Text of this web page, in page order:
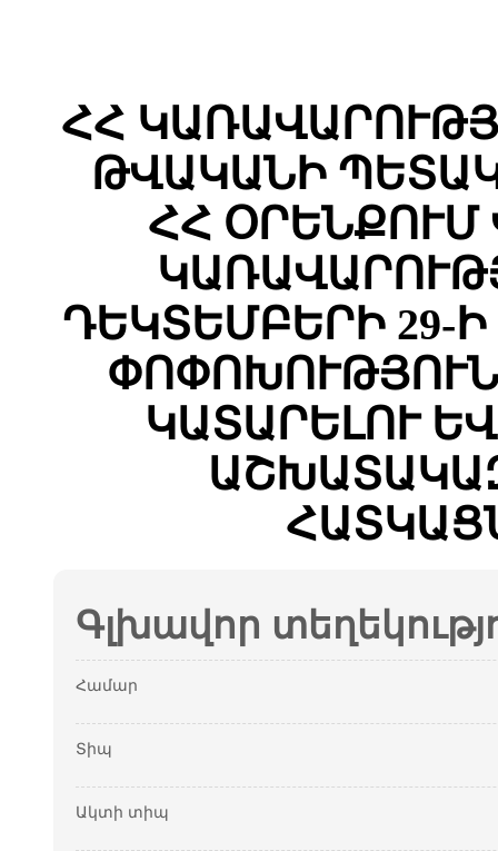
ՀՀ
ԹՎԱԿԱՆԻ
ՀՀ
ԴԵԿՏԵՄԲԵՐԻ 29-Ի
ԿԱՏԱՐԵԼՈՒ
Գլխավոր
Համար
Տիպ
Ակտի տիպ